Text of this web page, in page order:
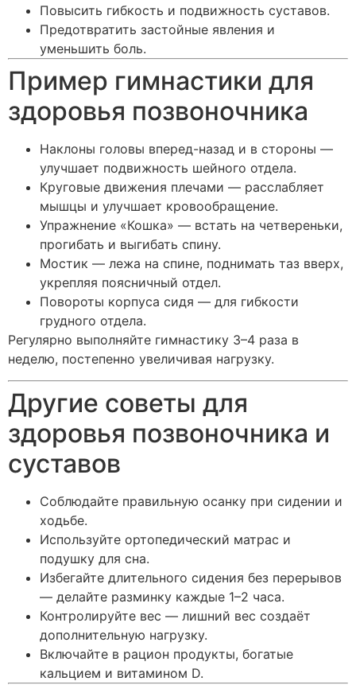
Повысить гибкость и подвижность суставов.
Предотвратить застойные явления и
уменьшить боль.
Пример гимнастики для
здоровья позвоночника
Наклоны головы вперед-назад и в стороны —
улучшает подвижность шейного отдела.
Круговые движения плечами — расслабляет
мышцы и улучшает кровообращение.
Упражнение «Кошка» — встать на четвереньки,
прогибать и выгибать спину.
Мостик — лежа на спине, поднимать таз вверх,
укрепляя поясничный отдел.
Повороты корпуса сидя — для гибкости
грудного отдела.
Регулярно выполняйте гимнастику 3–4 раза в
неделю, постепенно увеличивая нагрузку.
Другие советы для
здоровья позвоночника и
суставов
Соблюдайте правильную осанку при сидении и
ходьбе.
Используйте ортопедический матрас и
подушку для сна.
Избегайте длительного сидения без перерывов
— делайте разминку каждые 1–2 часа.
Контролируйте вес — лишний вес создаёт
дополнительную нагрузку.
Включайте в рацион продукты, богатые
кальцием и витамином D.